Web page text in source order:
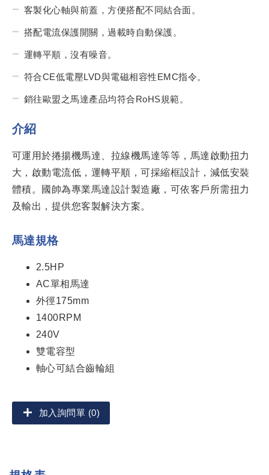
客製化心軸與前蓋，方便搭配不同結合面。
搭配電流保護開關，過載時自動保護。
運轉平順，沒有噪音。
符合CE低電壓LVD與電磁相容性EMC指令。
銷往歐盟之馬達產品均符合RoHS規範。
介紹
可運用於捲揚機馬達、拉線機馬達等等，馬達啟動扭力
大，啟動電流低，運轉平順，可採縮框設計，減低安裝
體積。國帥為專業馬達設計製造廠，可依客戶所需扭力
及輸出，提供您客製解決方案。
馬達規格
2.5HP
AC單相馬達
外徑175mm
1400RPM
240V
雙電容型
軸心可結合齒輪組
加入詢問單 (0)